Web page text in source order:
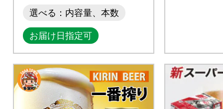
選べる：内容量、本数
お届け日指定可